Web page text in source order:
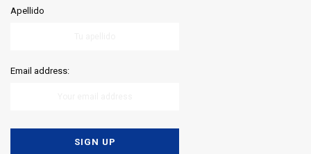
Apellido
Email address: